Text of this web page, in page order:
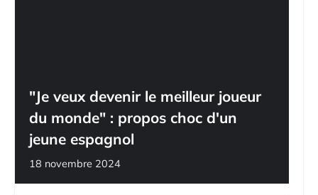
"Je veux devenir le meilleur joueur
du monde" : propos choc d'un
jeune espagnol
18 novembre 2024